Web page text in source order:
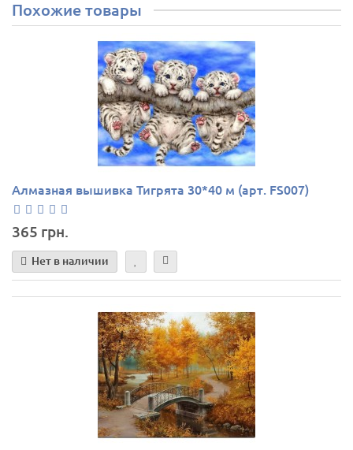
Похожие товары
Алмазная вышивка Тигрята 30*40 м (арт. FS007)
365 грн.
Нет в наличии